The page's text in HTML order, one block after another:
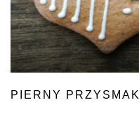
PIERNY PRZYSMAK